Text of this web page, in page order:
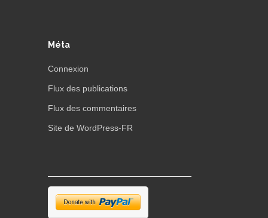
Méta
Connexion
Flux des publications
Flux des commentaires
Site de WordPress-FR